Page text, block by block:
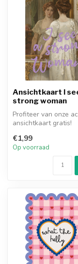
Ansichtkaart I
strong woman
Profiteer van onze
ansichtkaart gratis!
€1,99
Op voorraad